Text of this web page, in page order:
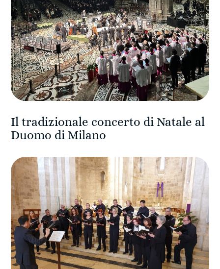
Il tradizionale concerto di Natale al
Duomo di Milano